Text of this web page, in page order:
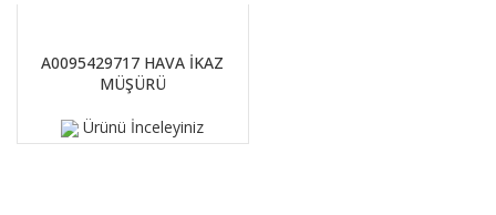
A0095429717 HAVA İKAZ
MÜŞÜRÜ
Ürünü İnceleyiniz